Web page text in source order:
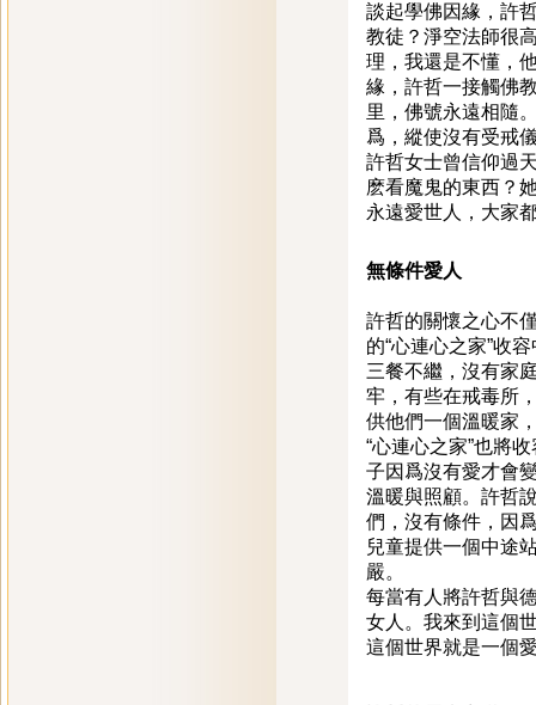
談起學佛因緣，許
教徒？淨空法師很
理，我還是不懂，
緣，許哲一接觸佛
里，佛號永遠相隨
爲，縱使沒有受戒
許哲女士曾信仰過
麽看魔鬼的東西？
永遠愛世人，大家
無條件愛人
許哲的關懷之心不
的“心連心之家”收
三餐不繼，沒有家
牢，有些在戒毒所
供他們一個溫暖家
“心連心之家”也將
子因爲沒有愛才會
溫暖與照顧。許哲
們，沒有條件，因
兒童提供一個中途
嚴。
每當有人將許哲與
女人。我來到這個
這個世界就是一個